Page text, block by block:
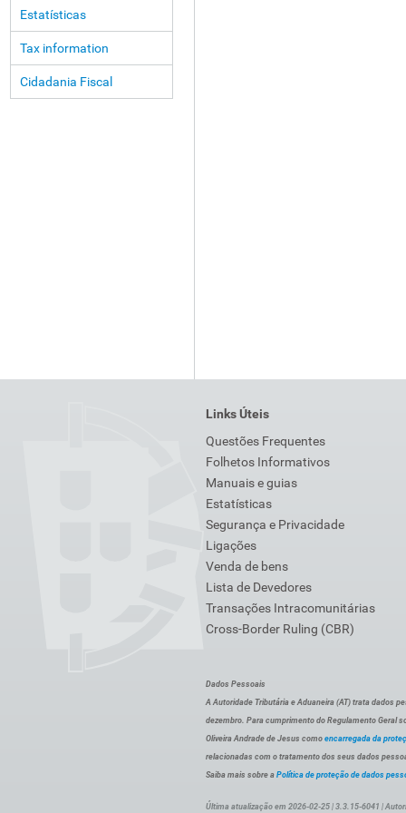
Estatísticas
Tax information
Cidadania Fiscal
Links Úteis
Questões Frequentes
Folhetos Informativos
Manuais e guias
Estatísticas
Segurança e Privacidade
Ligações
Venda de bens
Lista de Devedores
Transações Intracomunitárias
Cross-Border Ruling (CBR)
Dados Pessoais
A Autoridade Tributária e Aduaneira (AT) trata dados
dezembro. Para cumprimento do Regulamento Geral
Oliveira Andrade de Jesus como encarregada da
relacionadas com o tratamento dos seus dados
Saiba mais sobre a Política de proteção de dados
Última atualização em 2026-02-25 | 3.3.15-6041 |